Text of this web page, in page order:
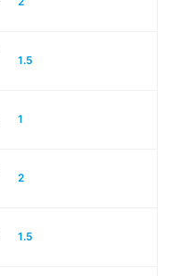
1.5
1
2
1.5